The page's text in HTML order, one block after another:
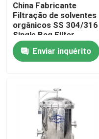
Produtos
China Fabricante
Filtração de solventes
orgânicos SS 304/316
Single Bag Filter
Housing Equipamento
de filtração industrial
Enviar inquérito